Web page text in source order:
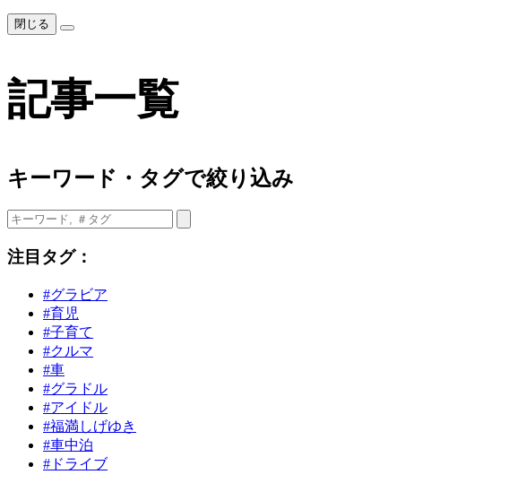
閉じる
記事一覧
キーワード・タグで絞り込み
注目タグ：
#グラビア
#育児
#子育て
#クルマ
#車
#グラドル
#アイドル
#福満しげゆき
#車中泊
#ドライブ